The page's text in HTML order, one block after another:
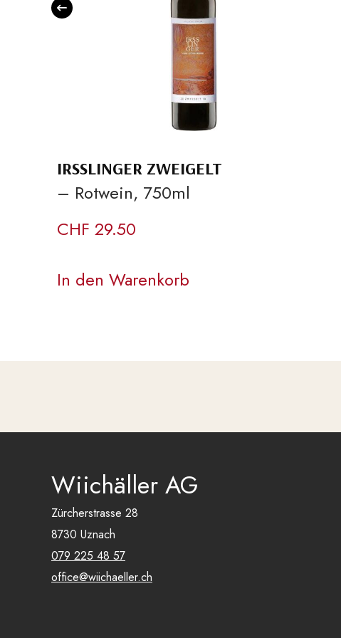
IRSSLINGER ZWEIGELT
– Rotwein, 750ml
CHF 29.50
In den Warenkorb
Wiichäller AG
Zürcherstrasse 28
8730 Uznach
079 225 48 57
office@wiichaeller.ch